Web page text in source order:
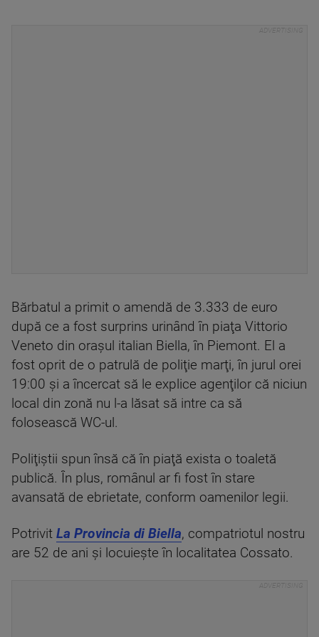
Bărbatul a primit o amendă de 3.333 de euro
după ce a fost surprins urinând în piaţa Vittorio
Veneto din oraşul italian Biella, în Piemont. El a
fost oprit de o patrulă de poliţie marţi, în jurul orei
19:00 şi a încercat să le explice agenţilor că niciun
local din zonă nu l-a lăsat să intre ca să
folosească WC-ul.
Poliţiştii spun însă că în piaţă exista o toaletă
publică. În plus, românul ar fi fost în stare
avansată de ebrietate, conform oamenilor legii.
Potrivit La Provincia di Biella, compatriotul nostru
are 52 de ani şi locuieşte în localitatea Cossato.